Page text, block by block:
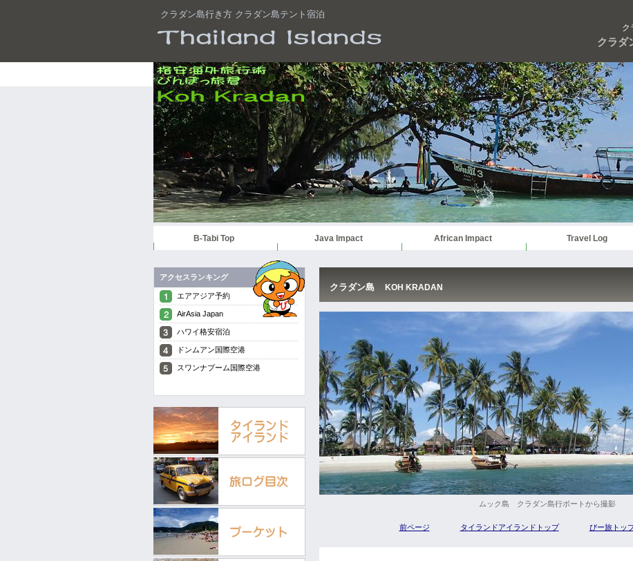
クラダン島行き方 クラダン島テント宿泊
ク
クラダ
クラダン島 KOH KRADAN
ムック島 クラダン島行ボートから撮影
前ページ タイランドアイランドトップ びー旅トッ
B-Tabi Top Java Impact African Impact Travel Log
アクセスランキング
エアアジア予約
AirAsia Japan
ハワイ格安宿泊
ドンムアン国際空港
スワンナプーム国際空港